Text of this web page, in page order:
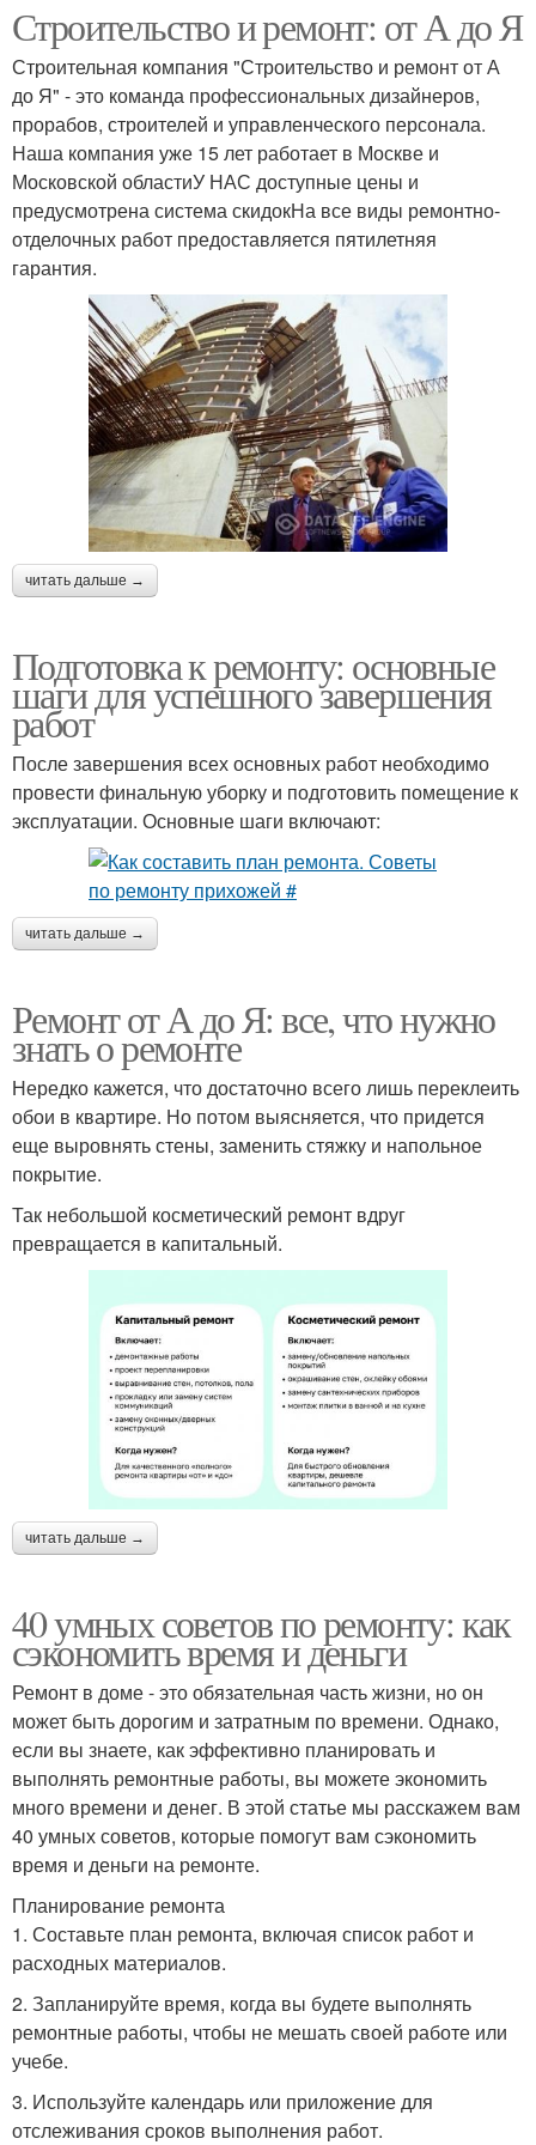
Строительство и ремонт: от А до Я
Строительная компания "Строительство и ремонт от А
до Я" - это команда профессиональных дизайнеров,
прорабов, строителей и управленческого персонала.
Наша компания уже 15 лет работает в Москве и
Московской областиУ НАС доступные цены и
предусмотрена система скидокНа все виды ремонтно-
отделочных работ предоставляется пятилетняя
гарантия.
читать дальше →
Подготовка к ремонту: основные
шаги для успешного завершения
работ
После завершения всех основных работ необходимо
провести финальную уборку и подготовить помещение к
эксплуатации. Основные шаги включают:
читать дальше →
Ремонт от А до Я: все, что нужно
знать о ремонте
Нередко кажется, что достаточно всего лишь переклеить
обои в квартире. Но потом выясняется, что придется
еще выровнять стены, заменить стяжку и напольное
покрытие.
Так небольшой косметический ремонт вдруг
превращается в капитальный.
читать дальше →
40 умных советов по ремонту: как
сэкономить время и деньги
Ремонт в доме - это обязательная часть жизни, но он
может быть дорогим и затратным по времени. Однако,
если вы знаете, как эффективно планировать и
выполнять ремонтные работы, вы можете экономить
много времени и денег. В этой статье мы расскажем вам
40 умных советов, которые помогут вам сэкономить
время и деньги на ремонте.
Планирование ремонта
1. Составьте план ремонта, включая список работ и
расходных материалов.
2. Запланируйте время, когда вы будете выполнять
ремонтные работы, чтобы не мешать своей работе или
учебе.
3. Используйте календарь или приложение для
отслеживания сроков выполнения работ.